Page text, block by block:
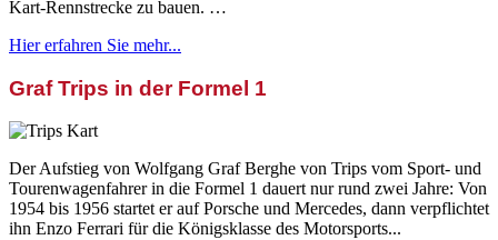
Kart-Rennstrecke zu bauen. …
Hier erfahren Sie mehr...
Graf Trips in der Formel 1
Der Aufstieg von Wolfgang Graf Berghe von Trips vom Sport- und
Tourenwagenfahrer in die Formel 1 dauert nur rund zwei Jahre: Von
1954 bis 1956 startet er auf Porsche und Mercedes, dann verpflichtet
ihn Enzo Ferrari für die Königsklasse des Motorsports...